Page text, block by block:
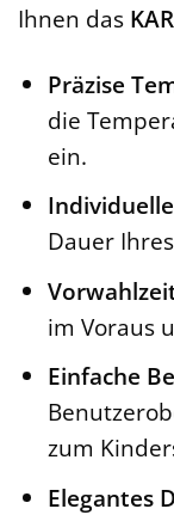
Ihnen das
Präzise
die
ein.
Dauer
im Voraus
Einfache
zum
Elegantes